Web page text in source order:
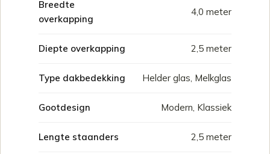
Breedte
overkapping
4,0 meter
Diepte overkapping 2,5 meter
Type dakbedekking Helder glas, Melkglas
Gootdesign Modern, Klassiek
Lengte staanders 2,5 meter